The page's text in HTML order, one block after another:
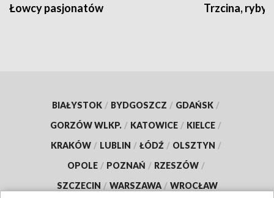
Łowcy pasjonatów Trzcina, ryby
BIAŁYSTOK / BYDGOSZCZ / GDAŃSK /
GORZÓW WLKP. / KATOWICE / KIELCE /
KRAKÓW / LUBLIN / ŁÓDŹ / OLSZTYN /
OPOLE / POZNAŃ / RZESZÓW /
SZCZECIN / WARSZAWA / WROCŁAW